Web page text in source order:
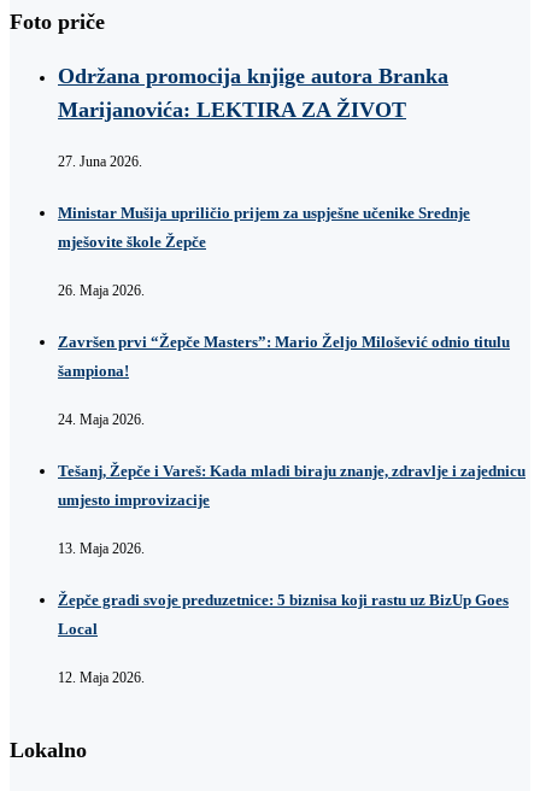
Foto priče
Održana promocija knjige autora Branka
Marijanovića: LEKTIRA ZA ŽIVOT
27. Juna 2026.
Ministar Mušija upriličio prijem za uspješne učenike Srednje
mješovite škole Žepče
26. Maja 2026.
Završen prvi “Žepče Masters”: Mario Željo Milošević odnio titulu
šampiona!
24. Maja 2026.
Tešanj, Žepče i Vareš: Kada mladi biraju znanje, zdravlje i zajednicu
umjesto improvizacije
13. Maja 2026.
Žepče gradi svoje preduzetnice: 5 biznisa koji rastu uz BizUp Goes
Local
12. Maja 2026.
Lokalno